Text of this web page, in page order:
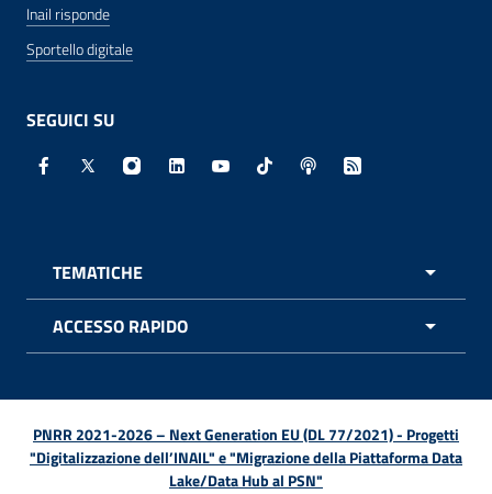
Inail risponde
Sportello digitale
SEGUICI SU
Facebook - Sito esterno - Apertura in nuova finestra
X - Sito esterno - Apertura in nuova finestra
Instagram - Sito esterno - Apertura in
Linkedin - Sito esterno - Apertura in
Youtube - Sito esterno -
TikTok - Sito esterno -
Spreaker - Sito
Feed RSS -
TEMATICHE
ACCESSO RAPIDO
PNRR 2021-2026 – Next Generation EU (DL 77/2021) - Progetti
"Digitalizzazione dell’INAIL" e "Migrazione della Piattaforma Data
Lake/Data Hub al PSN"